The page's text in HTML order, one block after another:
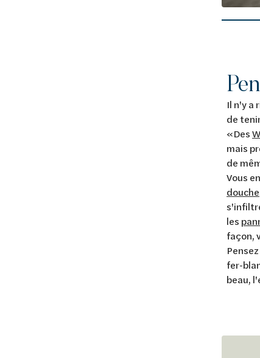
Il n'y a
de
«Des
mais
de
Vous
douche
les
façon,
fer-
beau,